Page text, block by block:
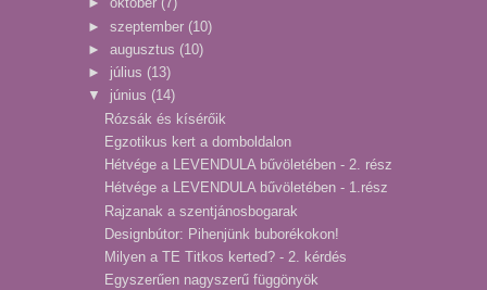
► szeptember (10)
► augusztus (10)
► július (13)
▼ június (14)
Rózsák és kísérőik
Egzotikus kert a domboldalon
Hétvége a LEVENDULA bűvöletében - 2. rész
Hétvége a LEVENDULA bűvöletében - 1.rész
Rajzanak a szentjánosbogarak
Designbútor: Pihenjünk buborékokon!
Milyen a TE Titkos kerted? - 2. kérdés
Egyszerűen nagyszerű függönyök